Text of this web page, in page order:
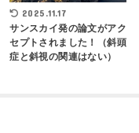
2025.11.17
サンスカイ発の論文がアク
セプトされました！（斜頭
症と斜視の関連はない）